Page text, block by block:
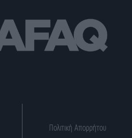
Πολιτική Απορρήτου